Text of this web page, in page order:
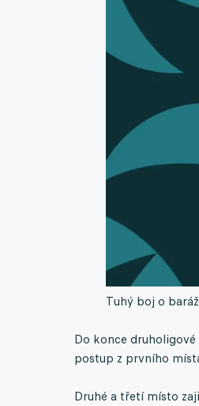
Tuhý boj o
Do konce
postup z prvního
Druhé a třetí místo